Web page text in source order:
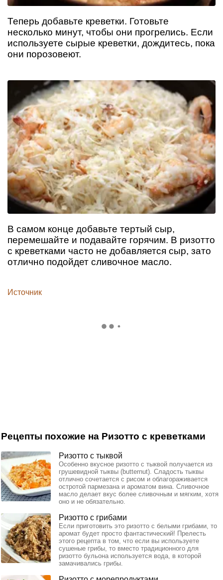
Теперь добавьте креветки. Готовьте
несколько минут, чтобы они прогрелись. Если
используете сырые креветки, дождитесь, пока
они порозовеют.
В самом конце добавьте тертый сыр,
перемешайте и подавайте горячим. В ризотто
с креветками часто не добавляется сыр, зато
отлично подойдет сливочное масло.
Источник
Рецепты похожие на Ризотто с креветками
Ризотто с тыквой
Особенно вкусное ризотто с тыквой получается из
грушевидной тыквы (butternut). Сладость тыквы
отлично сочетается с рисом и облагораживается
остротой пармезана и ароматом вина. Сливочное
масло делает вкус более сливочным и мягким, хотя
оно и не обязательно.
Ризотто с грибами
Если приготовить это ризотто с белыми грибами, то
аромат будет просто фантастический! Прелесть
этого рецепта в том, что если вы используете
сушеные грибы, то вместо традиционного для
ризотто бульона используется вода, в которой
замачивались грибы.